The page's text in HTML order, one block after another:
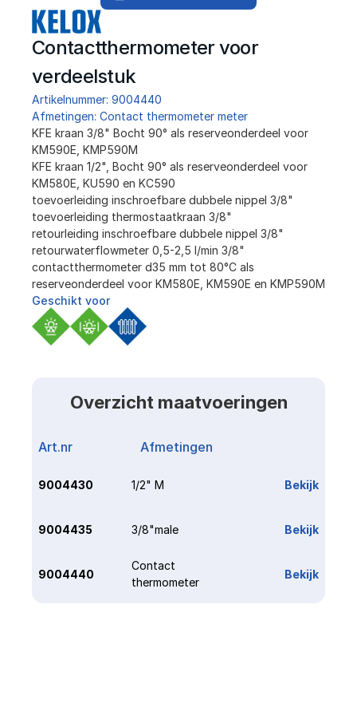
Contactthermometer voor
verdeelstuk
Artikelnummer: 9004440
Afmetingen: Contact thermometer meter
KFE kraan 3/8" Bocht 90° als reserveonderdeel voor
KM590E, KMP590M
KFE kraan 1/2", Bocht 90° als reserveonderdeel voor
KM580E, KU590 en KC590
toevoerleiding inschroefbare dubbele nippel 3/8"
toevoerleiding thermostaatkraan 3/8"
retourleiding inschroefbare dubbele nippel 3/8"
retourwaterflowmeter 0,5-2,5 l/min 3/8"
contactthermometer d35 mm tot 80°C als
reserveonderdeel voor KM580E, KM590E en KMP590M
Geschikt voor
Overzicht maatvoeringen
Art.nr Afmetingen
9004430 1/2" M Bekijk
9004435 3/8"male Bekijk
9004440
Contact
thermometer
Bekijk